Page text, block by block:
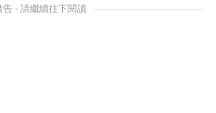
告 - 請繼續往下閱讀